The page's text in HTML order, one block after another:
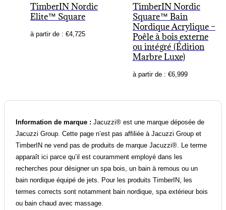
TimberIN Nordic
Elite™ Square
à partir de : €4,725
TimberIN Nordic
Square™ Bain
Nordique Acrylique –
Poêle à bois externe
ou intégré (Édition
Marbre Luxe)
à partir de : €6,999
Information de marque : Jacuzzi® est une marque déposée de
Jacuzzi Group. Cette page n’est pas affiliée à Jacuzzi Group et
TimberIN ne vend pas de produits de marque Jacuzzi®. Le terme
apparaît ici parce qu’il est couramment employé dans les
recherches pour désigner un spa bois, un bain à remous ou un
bain nordique équipé de jets. Pour les produits TimberIN, les
termes corrects sont notamment bain nordique, spa extérieur bois
ou bain chaud avec massage.